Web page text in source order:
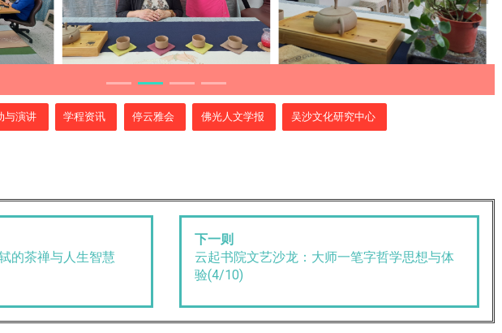
与演讲 学程资讯 停云雅会 佛光人文学报 吴沙文化研究中心
的茶禅与人生智慧
下一则
云起书院文艺沙龙：大师一笔字哲学思想与体
验(4/10)